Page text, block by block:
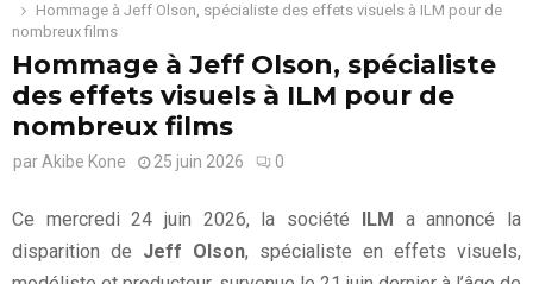
Hommage à Jeff Olson, spécialiste des effets visuels à ILM pour de
nombreux films
Hommage à Jeff Olson, spécialiste
des effets visuels à ILM pour de
nombreux films
parAkibe Kone 25 juin 2026 0
Ce mercredi 24 juin 2026, la société ILM
a annoncé la
disparition de Jeff Olson, spécialiste en effets visuels,